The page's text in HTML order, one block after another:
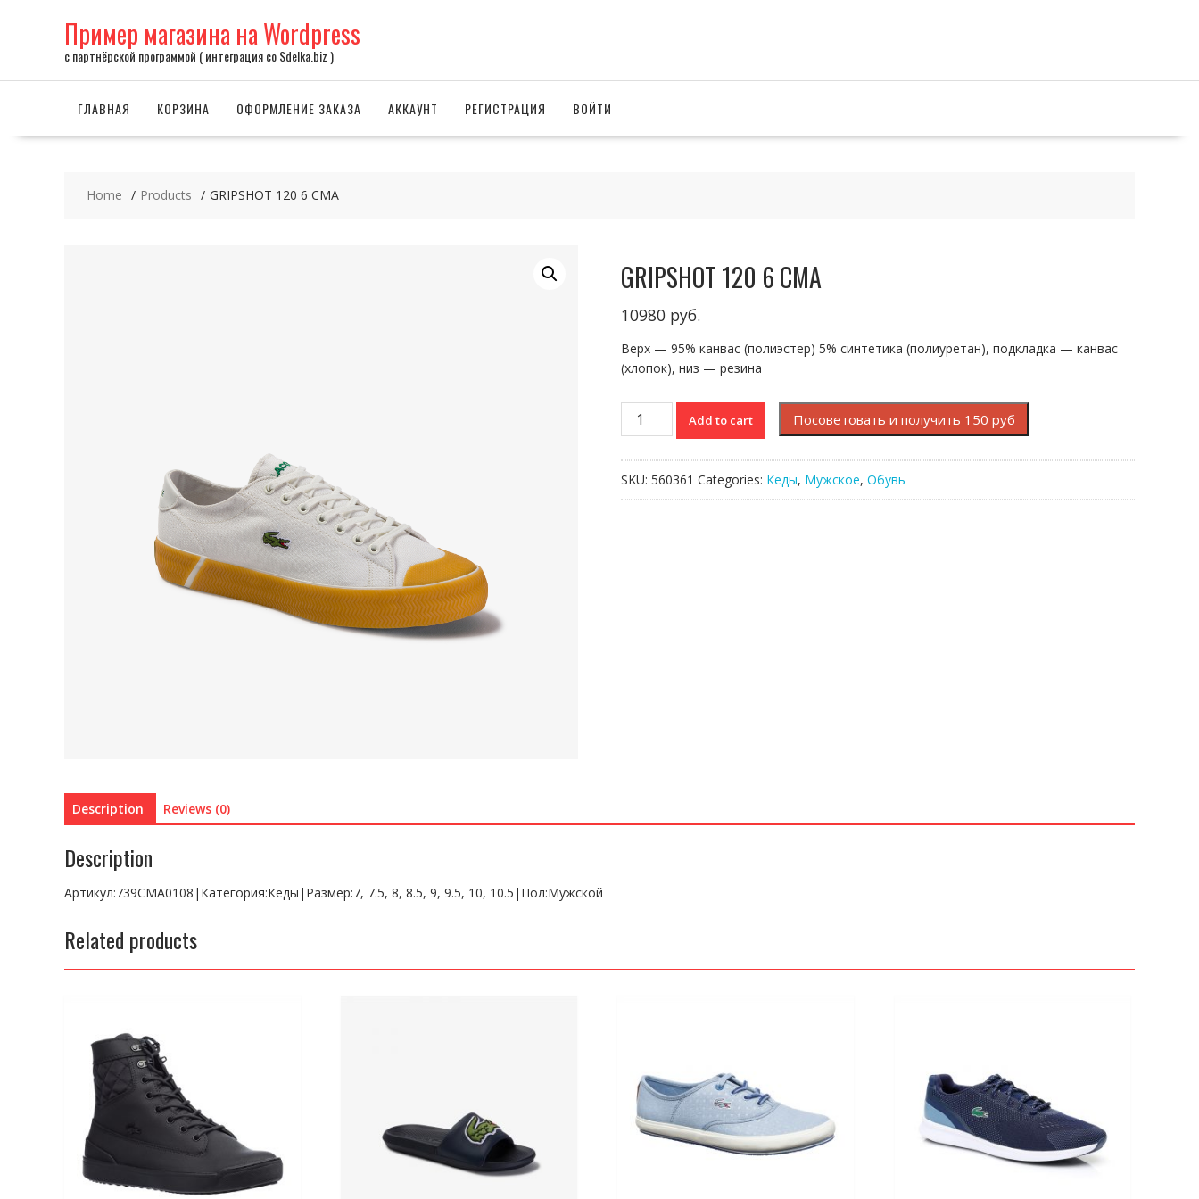
Пример магазина на Wordpress
с партнёрской программой ( интеграция со Sdelka.biz )
ГЛАВНАЯ КОРЗИНА ОФОРМЛЕНИЕ ЗАКАЗА АККАУНТ РЕГИСТРАЦИЯ ВОЙТИ
Home Products GRIPSHOT 120 6 CMA
GRIPSHOT 120 6 CMA
10980 руб.
Верх — 95% канвас (полиэстер) 5% синтетика (полиуретан), подкладка — канвас
(хлопок), низ — резина
GRIPSHOT
120
quantity
Add to cart Посоветовать и получить 150 руб
SKU: 560361 Categories: Кеды, Мужское, Обувь
Description Reviews (0)
Description
Артикул:739CMA0108|Категория:Кеды|Размер:7, 7.5, 8, 8.5, 9, 9.5, 10, 10.5|Пол:Мужской
Related products